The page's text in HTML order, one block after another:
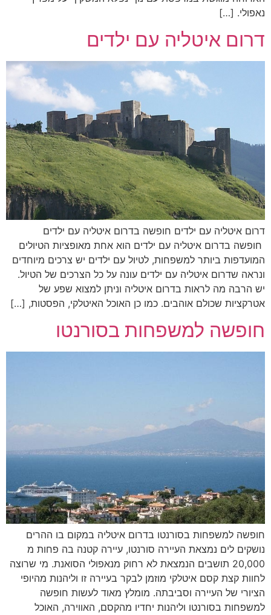
נאפולי. […]
דרום איטליה עם ילדים
דרום איטליה עם ילדים חופשה בדרום איטליה עם ילדים
חופשה בדרום איטליה עם ילדים הוא אחת מאופציות הטיולים
המועדפות ביותר למשפחות, לטיול עם ילדים יש צרכים מיוחדים
ונראה שדרום איטליה עם ילדים עונה על כל הצרכים של הטיול.
יש הרבה מה לראות בדרום איטליה וניתן למצוא שפע של
אטרקציות שכולם אוהבים. כמו כן האוכל האיטלקי, הפסטות, […]
חופשה למשפחות בסורנטו
חופשה למשפחות בסורנטו בדרום איטליה במקום בו ההרים
נושקים לים נמצאת העיירה סורנטו, עיירה קטנה בה פחות מ
20,000 תושבים הנמצאת לא רחוק מנאפולי הסואנת. מי שרוצה
לחוות קצת קסם איטלקי מוזמן לבקר בעיירה זו וליהנות מהיופי
הציורי של העיירה וסביבתה. מומלץ מאוד לעשות חופשה
למשפחות בסורנטו וליהנות יחדיו מהקסם, האווירה, האוכל